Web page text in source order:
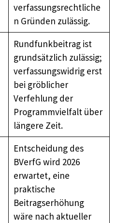
verfassungsrechtliche
n Gründen zulässig.
Rundfunkbeitrag ist
grundsätzlich zulässig;
verfassungswidrig erst
bei gröblicher
Verfehlung der
Programmvielfalt über
längere Zeit.
Entscheidung des
BVerfG wird 2026
erwartet, eine
praktische
Beitragserhöhung
wäre nach aktueller